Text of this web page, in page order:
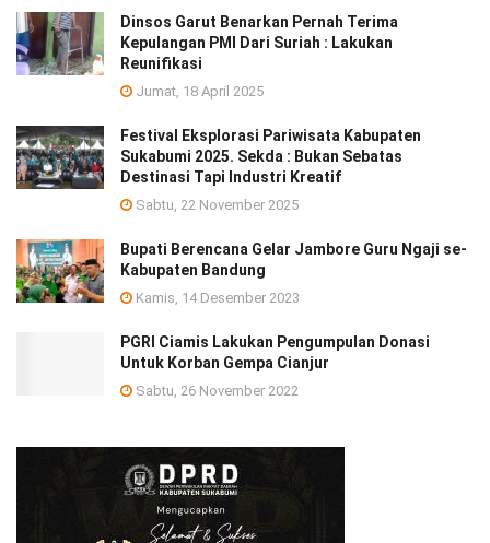
Dinsos Garut Benarkan Pernah Terima
Kepulangan PMI Dari Suriah : Lakukan
Reunifikasi
Jumat, 18 April 2025
Festival Eksplorasi Pariwisata Kabupaten
Sukabumi 2025. Sekda : Bukan Sebatas
Destinasi Tapi Industri Kreatif
Sabtu, 22 November 2025
Bupati Berencana Gelar Jambore Guru Ngaji se-
Kabupaten Bandung
Kamis, 14 Desember 2023
PGRI Ciamis Lakukan Pengumpulan Donasi
Untuk Korban Gempa Cianjur
Sabtu, 26 November 2022